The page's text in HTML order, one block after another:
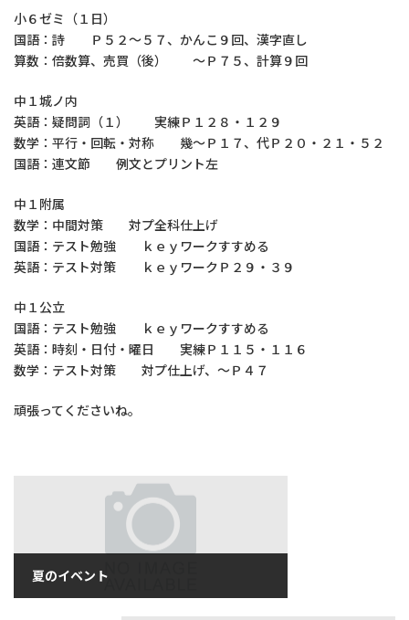
小６ゼミ（１日）
国語：詩 Ｐ５２～５７、かんこ９回、漢字直し
算数：倍数算、売買（後） ～Ｐ７５、計算９回
中１城ノ内
英語：疑問詞（１） 実練Ｐ１２８・１２９
数学：平行・回転・対称 幾～Ｐ１７、代Ｐ２０・２１・５２
国語：連文節 例文とプリント左
中１附属
数学：中間対策 対プ全科仕上げ
国語：テスト勉強 ｋｅｙワークすすめる
英語：テスト対策 ｋｅｙワークＰ２９・３９
中１公立
国語：テスト勉強 ｋｅｙワークすすめる
英語：時刻・日付・曜日 実練Ｐ１１５・１１６
数学：テスト対策 対プ仕上げ、～Ｐ４７
頑張ってくださいね。
夏のイベント